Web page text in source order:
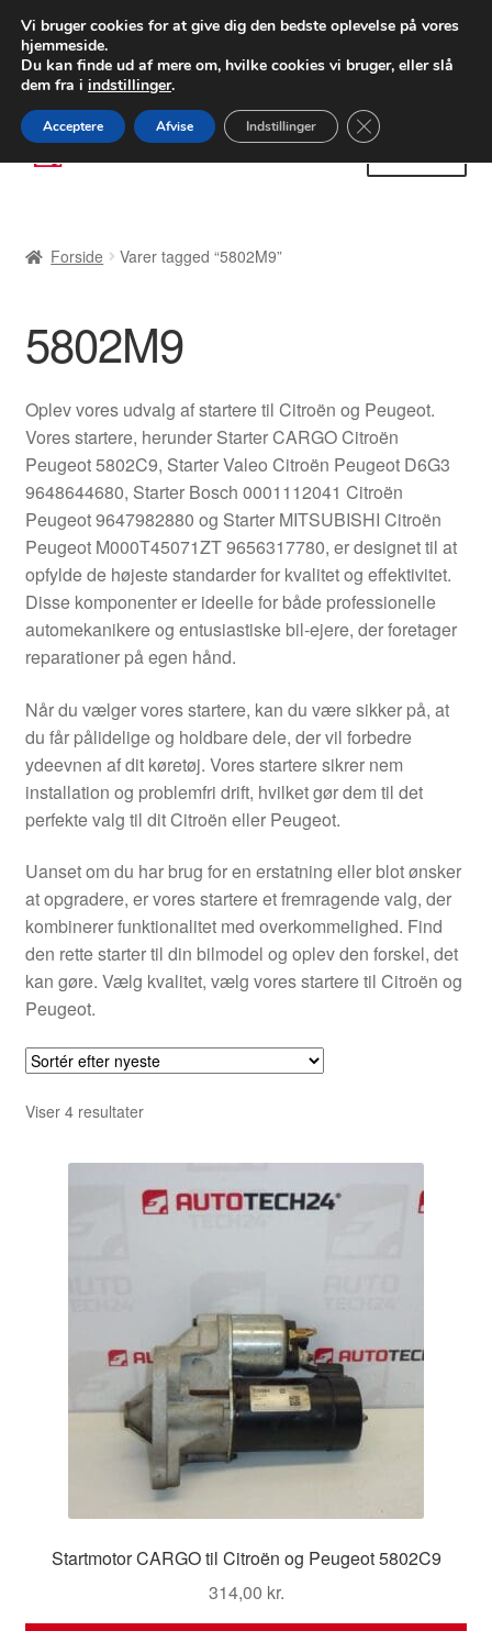
LEVERING fra 55 kr.
FEDEX verdensomspændende forsendelse
80 82 72 02
Spring
til
Spring
til
Betalinger
Kasse
Klageprocedure
Kontakte
Kurv
Levering
Om os
Privatlivspolitik
Forside Varer tagged “5802M9”
5802M9
Oplev vores udvalg af startere til Citroën og Peugeot.
Vores startere, herunder Starter CARGO Citroën
Peugeot 5802C9, Starter Valeo Citroën Peugeot D6G3
9648644680, Starter Bosch 0001112041 Citroën
Peugeot 9647982880 og Starter MITSUBISHI Citroën
Peugeot M000T45071ZT 9656317780, er designet til at
opfylde de højeste standarder for kvalitet og effektivitet.
Disse komponenter er ideelle for både professionelle
automekanikere og entusiastiske bil-ejere, der foretager
reparationer på egen hånd.
Når du vælger vores startere, kan du være sikker på, at
du får pålidelige og holdbare dele, der vil forbedre
ydeevnen af dit køretøj. Vores startere sikrer nem
installation og problemfri drift, hvilket gør dem til det
perfekte valg til dit Citroën eller Peugeot.
Uanset om du har brug for en erstatning eller blot ønsker
at opgradere, er vores startere et fremragende valg, der
kombinerer funktionalitet med overkommelighed. Find
den rette starter til din bilmodel og oplev den forskel, det
kan gøre. Vælg kvalitet, vælg vores startere til Citroën og
Peugeot.
Viser 4 resultaterSorteret
seneste
Startmotor CARGO til Citroën og Peugeot 5802C9
314,00 kr.
Vi bruger cookies for at give dig den bedste oplevelse på vores
hjemmeside.
Du kan finde ud af mere om, hvilke cookies vi bruger, eller slå
dem fra i indstillinger.
Acceptere Afvise Indstillinger Close GDPR